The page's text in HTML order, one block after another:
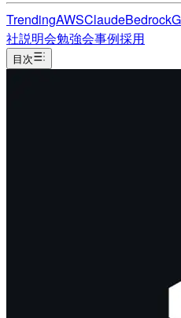
TrendingAWSClaudeBedrock
社説明会勉強会事例採用
目次